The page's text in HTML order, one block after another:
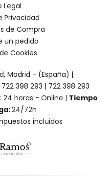
Legal
Privacidad
de Compra
un pedido
Cookies
Madrid - (España) |
722 398 293 | 722 398 293
24 horas - Online | Tiempo
24/72h
incluidos